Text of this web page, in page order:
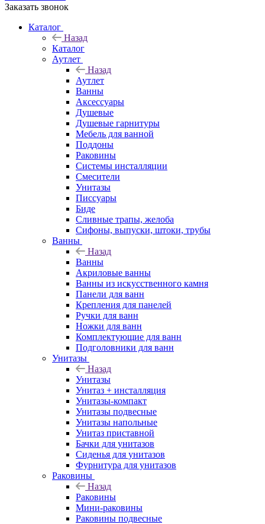
Заказать звонок
Каталог
Назад
Каталог
Аутлет
Назад
Аутлет
Ванны
Аксессуары
Душевые
Душевые гарнитуры
Мебель для ванной
Поддоны
Раковины
Системы инсталляции
Смесители
Унитазы
Писсуары
Биде
Сливные трапы, желоба
Сифоны, выпуски, штоки, трубы
Ванны
Назад
Ванны
Акриловые ванны
Ванны из искусственного камня
Панели для ванн
Крепления для панелей
Ручки для ванн
Ножки для ванн
Комплектующие для ванн
Подголовники для ванн
Унитазы
Назад
Унитазы
Унитаз + инсталляция
Унитазы-компакт
Унитазы подвесные
Унитазы напольные
Унитаз приставной
Бачки для унитазов
Сиденья для унитазов
Фурнитура для унитазов
Раковины
Назад
Раковины
Мини-раковины
Раковины подвесные